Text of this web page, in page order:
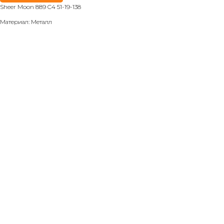
Sheer Moon 889 C4 51-19-138
Материал: Металл